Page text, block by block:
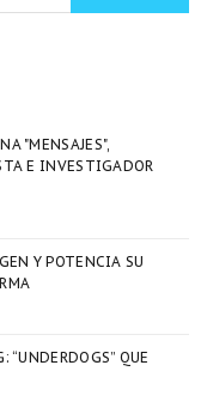
"MENSAJES",
E INVESTIGADOR
Y POTENCIA SU
QUE